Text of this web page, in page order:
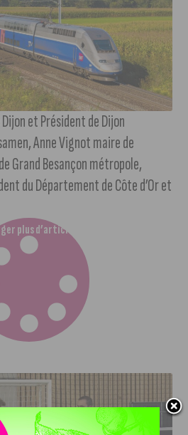
et Président de Dijon
Anne Vignot maire de
Grand Besançon métropole,
du Département de Côte d’Or et
plus d’articles